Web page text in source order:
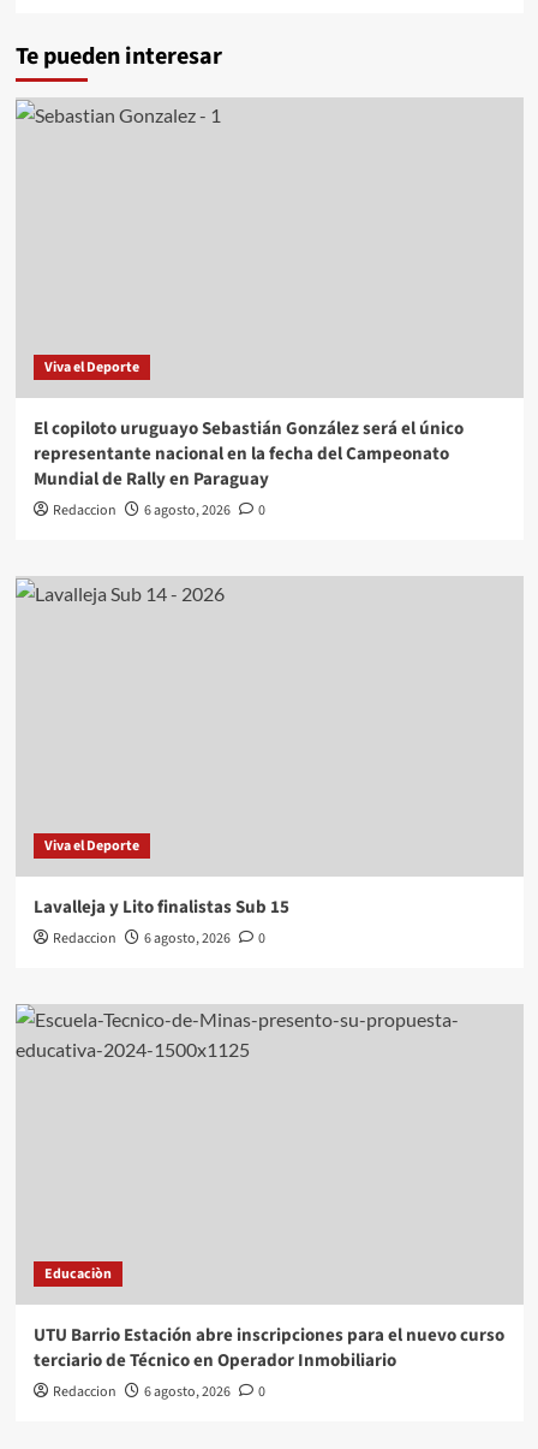
Te pueden interesar
Viva el Deporte
El copiloto uruguayo Sebastián González será el único
representante nacional en la fecha del Campeonato
Mundial de Rally en Paraguay
Redaccion 6 agosto, 2026 0
Viva el Deporte
Lavalleja y Lito finalistas Sub 15
Redaccion 6 agosto, 2026 0
Educaciòn
UTU Barrio Estación abre inscripciones para el nuevo curso
terciario de Técnico en Operador Inmobiliario
Redaccion 6 agosto, 2026 0